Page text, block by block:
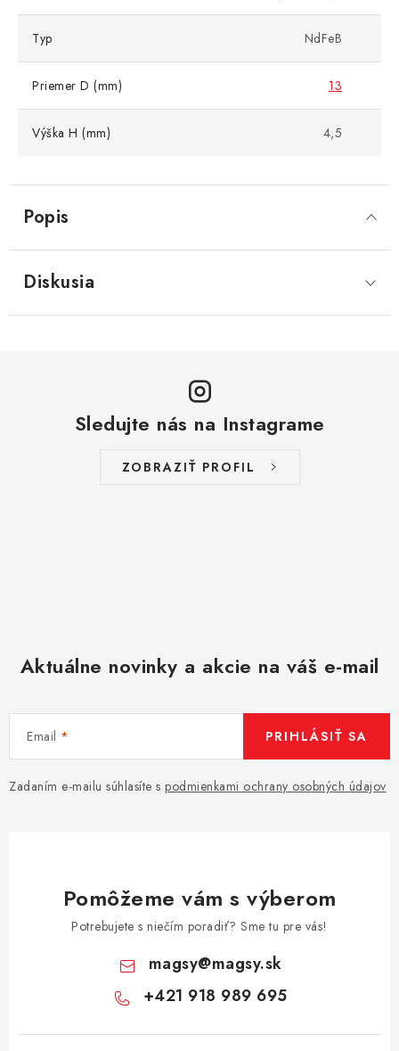
Popis
Typ NdFeB
Priemer D (mm) 13
Výška H (mm) 4,5
Diskusia
Sledujte nás na Instagrame
ZOBRAZIŤ PROFIL
Aktuálne novinky a akcie na váš e-mail
Email
Zadaním e-mailu súhlasíte s podmienkami ochrany osobných údajov
PRIHLÁSIŤ SA
Pomôžeme vám s výberom
Potrebujete s niečím poradiť? Sme tu pre vás!
magsy@magsy.sk
+421 918 989 695